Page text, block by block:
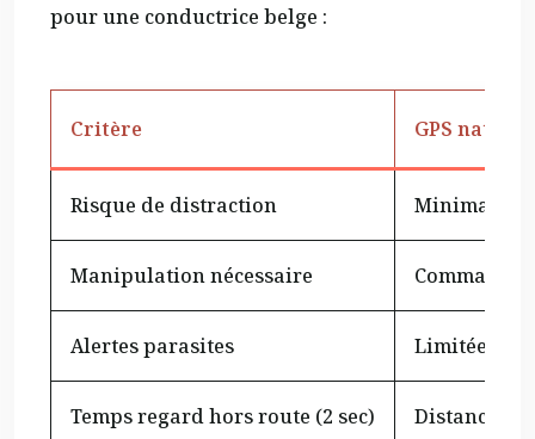
pour une conductrice belge :
Critère GPS natif
Risque de distraction Minimal –
Manipulation nécessaire
Alertes parasites Limitées
Temps regard hors route (2 sec) Distance